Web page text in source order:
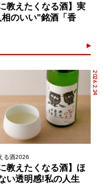
教えたくなる酒】実
のいい"銘酒「香
2026.2.24
る酒2026
教えたくなる酒】ほ
い透明感!私の人生